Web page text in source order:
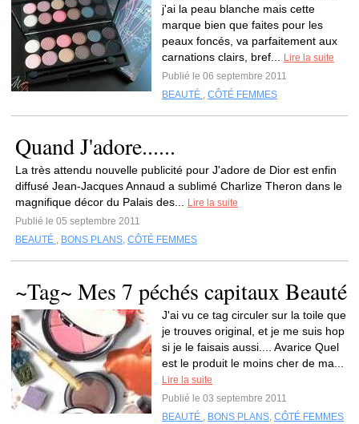
j'ai la peau blanche mais cette
marque bien que faites pour les
peaux foncés, va parfaitement aux
carnations clairs, bref...
Lire la suite
Publié le 06 septembre 2011
BEAUTÉ , CÔTÉ FEMMES
Quand J'adore......
La très attendu nouvelle publicité pour J'adore de Dior est enfin
diffusé Jean-Jacques Annaud a sublimé Charlize Theron dans le
magnifique décor du Palais des...
Lire la suite
Publié le 05 septembre 2011
BEAUTÉ , BONS PLANS, CÔTÉ FEMMES
~Tag~ Mes 7 péchés capitaux Beauté
J'ai vu ce tag circuler sur la toile que
je trouves original, et je me suis hop
si je le faisais aussi.... Avarice Quel
est le produit le moins cher de ma...
Lire la suite
Publié le 03 septembre 2011
BEAUTÉ , BONS PLANS, CÔTÉ FEMMES